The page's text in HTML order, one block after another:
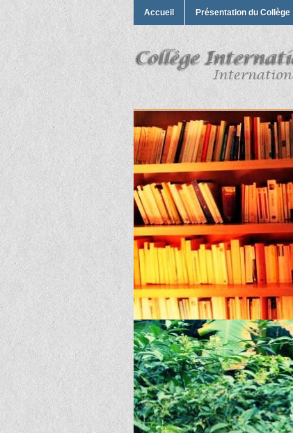
Accueil Présentation du Collège